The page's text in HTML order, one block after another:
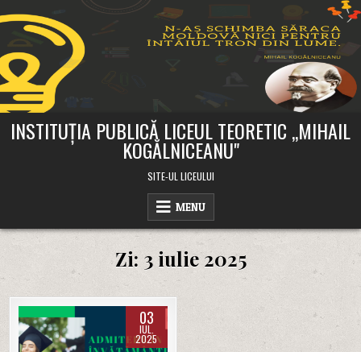
to
INSTITUȚIA PUBLICĂ LICEUL TEORETIC ,,MIHAIL
KOGĂLNICEANU"
SITE-UL LICEULUI
MENU
Zi: 3 iulie 2025
03
IUL.
2025